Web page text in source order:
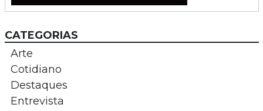
CATEGORIAS
Arte
Cotidiano
Destaques
Entrevista